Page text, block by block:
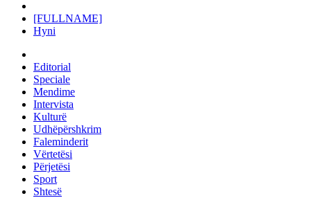
[FULLNAME]
Hyni
Editorial
Speciale
Mendime
Intervista
Kulturë
Udhëpërshkrim
Faleminderit
Vërtetësi
Përjetësi
Sport
Shtesë